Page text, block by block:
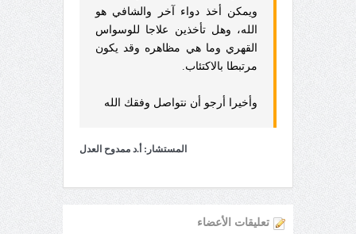
ويمكن أخذ دواء آخر والشافي هو
الله، وهل تأخذين علاجا للوسواس
القهري وما هي مظاهره وقد يكون
مرتبطا بالاكتئاب.
وأخيرا أرجو أن نتواصل وفقك الله
المستشار: أ.د ممدوح العدل
تعليقات الأعضاء